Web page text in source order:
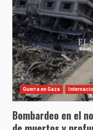
Guerra en Gaza
Bombardeo en el